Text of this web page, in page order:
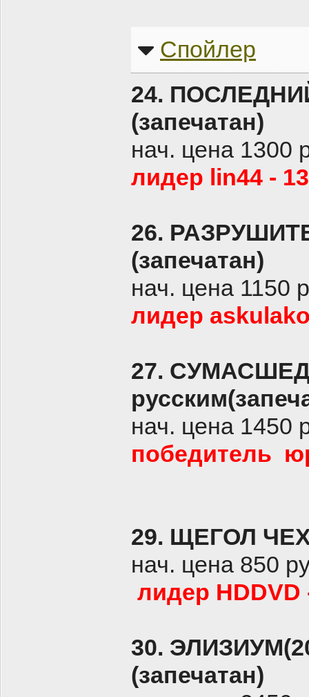
Спойлер
24.
(запечатан)
нач. цена 1300
лидер lin44 -
26.
(запечатан)
нач. цена 1150
лидер
27.
нач. цена 1450
победитель
29. ЩЕГОЛ
нач. цена 850
лидер HDDVD
30.
(запечатан)